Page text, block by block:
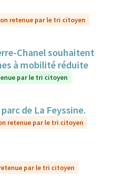
retenue par le tri citoyen
Chanel souhaitent
à mobilité réduite
par le tri citoyen
de La Feyssine.
retenue par le tri citoyen
par le tri citoyen